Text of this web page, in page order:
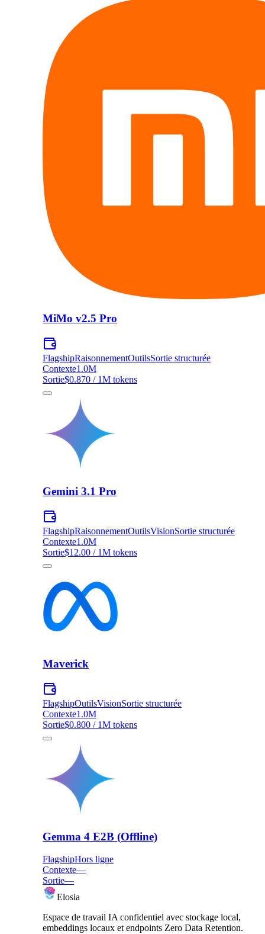
MiMo v2.5 Pro
FlagshipRaisonnementOutilsSortie structurée
Contexte1.0M
Sortie$0.870 / 1M tokens
Gemini 3.1 Pro
FlagshipRaisonnementOutilsVisionSortie structurée
Contexte1.0M
Sortie$12.00 / 1M tokens
Maverick
FlagshipOutilsVisionSortie structurée
Contexte1.0M
Sortie$0.800 / 1M tokens
Gemma 4 E2B (Offline)
FlagshipHors ligne
Contexte—
Sortie—
Elosia
Espace de travail IA confidentiel avec stockage local,
embeddings locaux et endpoints Zero Data Retention.